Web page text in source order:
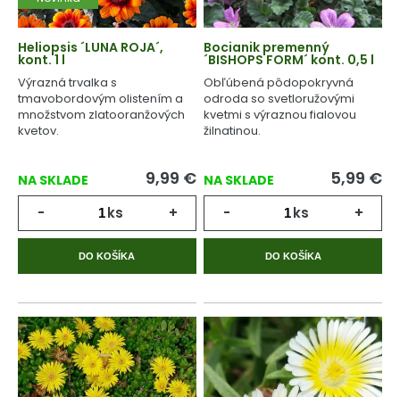
Heliopsis ´LUNA ROJA´,
kont. 1 l
Výrazná trvalka s
tmavobordovým olistením a
množstvom zlatooranžových
kvetov.
NA SKLADE 9,99 €
- ks +
DO KOŠÍKA
Bocianik premenný
´BISHOPS FORM´ kont. 0,5 l
Obľúbená pôdopokryvná
odroda so svetloružovými
kvetmi s výraznou fialovou
žilnatinou.
NA SKLADE 5,99 €
- ks +
DO KOŠÍKA